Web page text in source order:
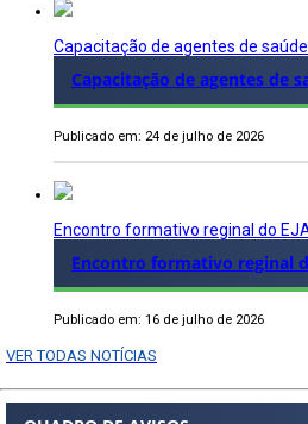
Capacitação de agentes de
Capacitação de agentes de
Publicado em: 24 de julho de 2026
Encontro formativo reginal do
Encontro formativo reginal
Publicado em: 16 de julho de 2026
VER TODAS NOTÍCIAS